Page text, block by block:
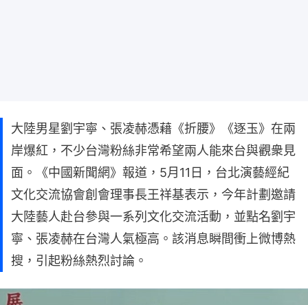
大陸男星劉宇寧、張凌赫憑藉《折腰》《逐玉》在兩
岸爆紅，不少台灣粉絲非常希望兩人能來台與觀衆見
面。《中國新聞網》報道，5月11日，台北演藝經紀
文化交流協會創會理事長王祥基表示，今年計劃邀請
大陸藝人赴台參與一系列文化交流活動，並點名劉宇
寧、張凌赫在台灣人氣極高。該消息瞬間衝上微博熱
搜，引起粉絲熱烈討論。